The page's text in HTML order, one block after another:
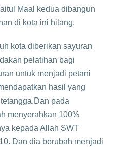
Maal kedua dibangun
di kota ini hilang.
kota diberikan sayuran
pelatihan bagi
untuk menjadi petani
hasil yang
pada
menyerahkan 100%
kepada Allah SWT
Dan dia berubah menjadi